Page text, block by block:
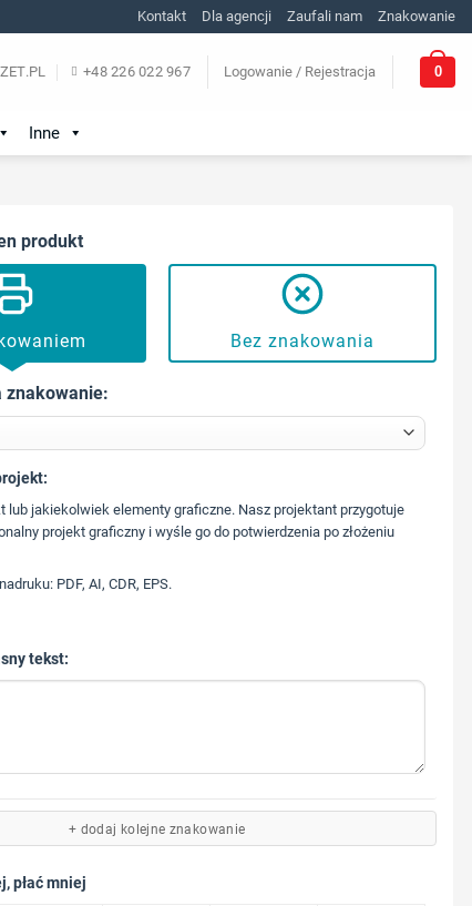
Kontakt Dla agencji Zaufali nam Znakowanie
+48 226 022 967 Logowanie / Rejestracja 0
Inne
produkt
Bez znakowania
znakowanie:
573 568 217
lub jakiekolwiek elementy graficzne. Nasz projektant przygotuje
projekt graficzny i wyśle go do potwierdzenia po złożeniu
PDF, AI, CDR, EPS.
tekst:
+ dodaj kolejne znakowanie
płać mniej